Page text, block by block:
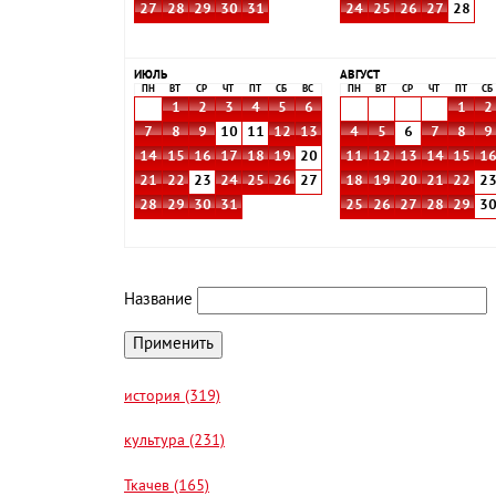
27
28 29 30 31
24
25 26 27 28
ИЮЛЬ
ПН ВТ СР ЧТ СБ ВС
1 2 3 4 5
6
7
8 9 10 11 12
13
14
15 16 17 18 19
20
21
22 23 24 25 26
27
28
29 30 31
АВГУСТ
ПН ВТ СР ЧТ СБ
1 2
4
5 6 7 8 9
11
12 13 14 15 16
18
19 20 21 22 23
25
26 27 28 29 30
Название
история (319)
культура (231)
Ткачев (165)